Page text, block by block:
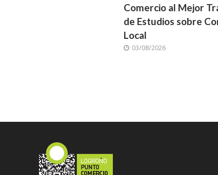
Comercio al Mejor
de Estudios sobre
Local
03/08/2026